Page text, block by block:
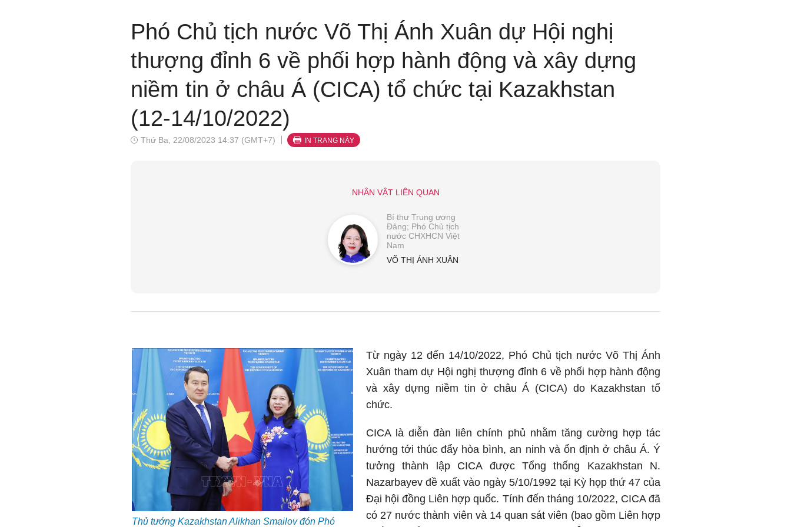
Phó Chủ tịch nước Võ Thị Ánh Xuân dự Hội nghị
thượng đỉnh 6 về phối hợp hành động và xây dựng
niềm tin ở châu Á (CICA) tổ chức tại Kazakhstan
(12-14/10/2022)
Thứ Ba, 22/08/2023 14:37 (GMT+7) IN TRANG NÀY
NHÂN VẬT LIÊN QUAN
Bí thư Trung ương
Đảng; Phó Chủ tịch
nước CHXHCN Việt
Nam
VÕ THỊ ÁNH XUÂN
Thủ tướng Kazakhstan Alikhan Smailov đón Phó
Từ ngày 12 đến 14/10/2022, Phó Chủ tịch nước Võ Thị Ánh
Xuân tham dự Hội nghị thượng đỉnh 6 về phối hợp hành động
và xây dựng niềm tin ở châu Á (CICA) do Kazakhstan tổ
chức.
CICA là diễn đàn liên chính phủ nhằm tăng cường hợp tác
hướng tới thúc đẩy hòa bình, an ninh và ổn định ở châu Á. Ý
tưởng thành lập CICA được Tổng thống Kazakhstan N.
Nazarbayev đề xuất vào ngày 5/10/1992 tại Kỳ họp thứ 47 của
Đại hội đồng Liên hợp quốc. Tính đến tháng 10/2022, CICA đã
có 27 nước thành viên và 14 quan sát viên (bao gồm Liên hợp